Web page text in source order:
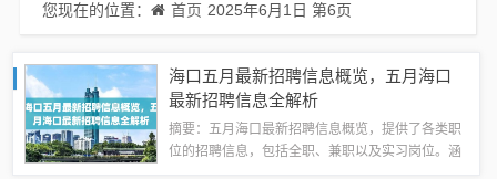
您现在的位置： 首页 2025年6月1日 第6页
海口五月最新招聘信息概览，五月海口
最新招聘信息全解析
摘要：五月海口最新招聘信息概览，提供了各类职
位的招聘信息，包括全职、兼职以及实习岗位。涵